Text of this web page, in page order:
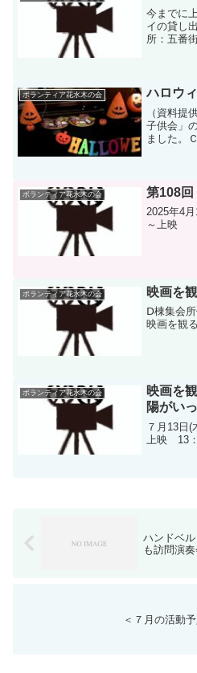
た。歌う
今までに
イの貸し
所：五番
ボランティア花水木の会 ハロウ
（資料提
子供会」
ました。
菓子をく
ボランティア花水木の会 第108
2025年4
～上映
ボランティア花水木の会 映画を
Ⅾ棟集会
映画を観
ボランティア花水木の会
映画を
陽がい
７月
上映 13
ハンドベ
も訪問演
＜７月の活動予